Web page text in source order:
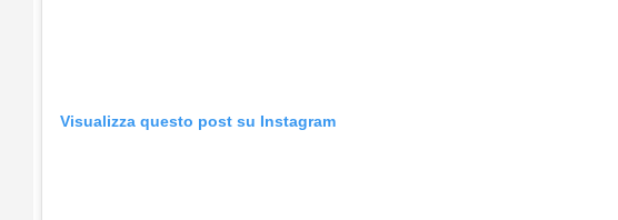
Visualizza questo post su Instagram